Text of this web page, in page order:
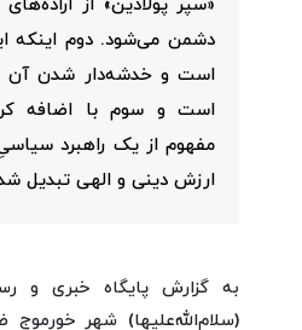
«سپر پولادین» از
دشمن می‌شود. دوم اینکه
است و خدشه‌دار شدن آن
است و سوم با اضافه
مفهوم از یک راهبرد
ارزش دینی و الهی تبدیل
به گزارش پایگاه خبری و
(سلام‌الله‌علیها) شهر